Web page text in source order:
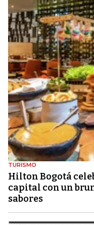
TURISMO
Hilton Bogotá
capital con un
sabores